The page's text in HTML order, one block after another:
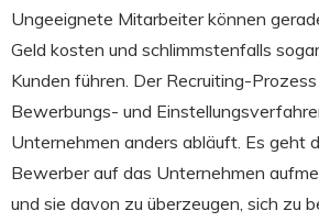
Ungeeignete Mitarbeiter können
Geld kosten und schlimmstenfalls
Kunden führen. Der Recruiting-
Bewerbungs- und
Unternehmen anders abläuft. Es geht
Bewerber auf das Unternehmen
und sie davon zu überzeugen, sich zu